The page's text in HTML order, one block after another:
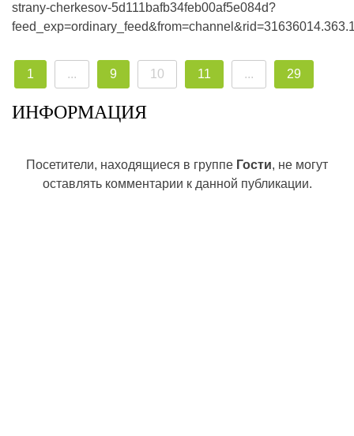
strany-cherkesov-5d111bafb34feb00af5e084d?
1 ... 9 10 11 ... 29
ИНФОРМАЦИЯ
Посетители, находящиеся в группе Гости, не могут
оставлять комментарии к данной публикации.